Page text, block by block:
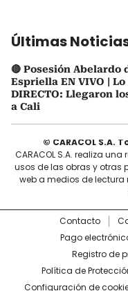
Últimas
🔴 Posesión Abelardo
Espriella EN VIVO |
DIRECTO: Llegaron
a Cali
© CARACOL S.A.
CARACOL S.A. realiza
usos de las obras y otras
web a medios de
Contacto
Pago
Registro de
Política de
Configuración de